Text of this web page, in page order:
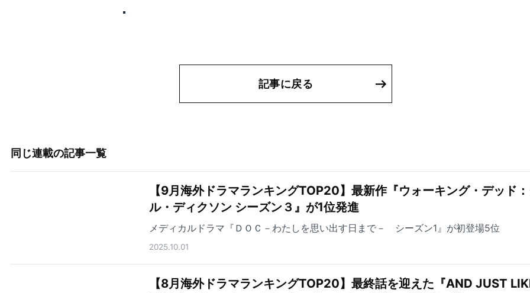
記事に戻る
同じ連載の記事一覧
【9月海外ドラマランキングTOP20】最新作『ウォーキング・デッド：
ル・ディクソン シーズン３』が1位発進
メディカルドラマ『ＤＯＣ－わたしを思い出す日まで－ シーズン1』が初登場5位
2025.10.01
【8月海外ドラマランキングTOP20】最終話を迎えた『AND JUST